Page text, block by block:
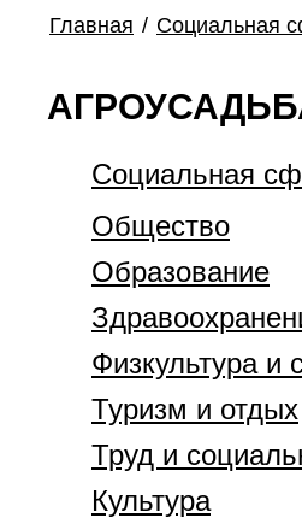
Главная / Социальная
Социальная
Общество
Образование
Физкультура и
Туризм и отдых
Труд и
Культура